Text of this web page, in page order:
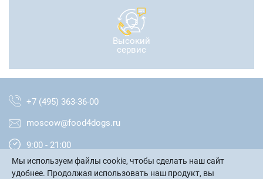
Высокий
сервис
+7 (495) 363-36-00
moscow@food4dogs.ru
9:00 - 21:00
Москва и МО
Мы используем файлы cookie, чтобы сделать наш сайт
удобнее. Продолжая использовать наш продукт, вы